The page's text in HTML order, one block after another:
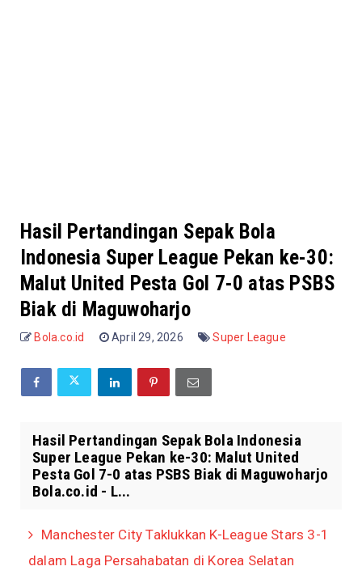
Hasil Pertandingan Sepak Bola
Indonesia Super League Pekan ke-30:
Malut United Pesta Gol 7-0 atas PSBS
Biak di Maguwoharjo
Bola.co.id April 29, 2026 Super League
Hasil Pertandingan Sepak Bola Indonesia
Super League Pekan ke-30: Malut United
Pesta Gol 7-0 atas PSBS Biak di Maguwoharjo
Bola.co.id - L...
Manchester City Taklukkan K-League Stars 3-1
dalam Laga Persahabatan di Korea Selatan